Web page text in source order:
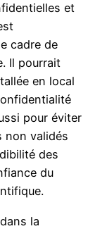
et
cadre de
Il pourrait
en local
pour éviter
non validés
des
du
la